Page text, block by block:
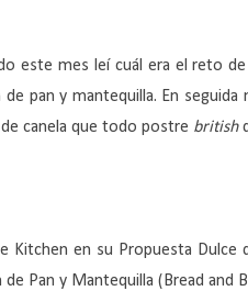
este mes leí cuál era el reto
de pan y mantequilla. En
de canela que todo postre british
Kitchen en su Propuesta Dulce
de Pan y Mantequilla (Bread and